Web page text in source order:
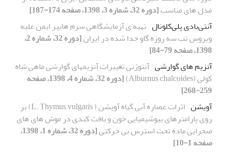
مدل های مناسب[دوره 32، شماره 3، 1398، صفحه 174-187]
آنتی‌بادی پلی‌کلونال تهیه ی آزمایشگاهی سرم هایپر ایمن علیه
ویروس تب سه روزه گاو جدا شده در ایران
[دوره 32، شماره 2،
1398، صفحه 79-84]
آنزیم های گوارشی آنتوژنی تغییرات آنزیمهای گوارشی ماهی شاه
کولی (Alburnus chalcoides)
[دوره 32، شماره 4، 1398، صفحه
259-268]
آویشن
اثرات عصاره آبی گیاه آویشن ( L. Thymus vulgaris) بر
روی پارامترهای بیوشیمیایی خون و بافت کبدی در موش های های
صحرایی ماده تحت استرس بی حرکتی
[دوره 32، شماره 1، 1398،
صفحه 1-10]